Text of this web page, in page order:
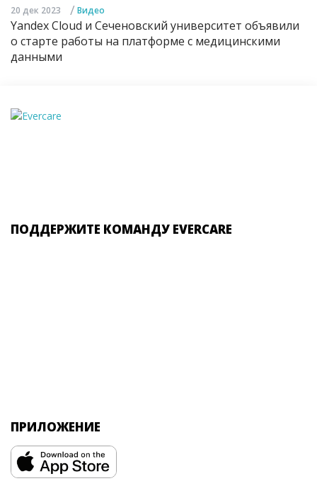
20 дек 2023 / Видео
Yandex Cloud и Сеченовский университет объявили
о старте работы на платформе с медицинскими
данными
ПОДДЕРЖИТЕ КОМАНДУ EVERCARE
ПРИЛОЖЕНИЕ